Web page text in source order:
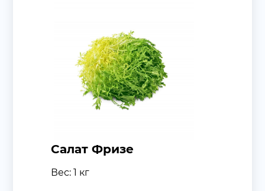
Салат Фризе
Вес: 1 кг